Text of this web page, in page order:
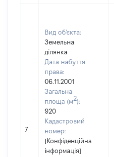
7
Вид об'єкта:
Земельна
ділянка
Дата набуття
права:
06.11.2001
Загальна
площа (м2):
920
Кадастровий
номер:
[Конфіденційна
інформація]